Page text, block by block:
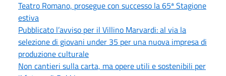
Teatro Romano, prosegue con successo la 65ª Stagione
estiva
Pubblicato l’avviso per il Villino Marvardi: al via la
selezione di giovani under 35 per una nuova impresa di
produzione culturale
Non cantieri sulla carta, ma opere utili e sostenibili per